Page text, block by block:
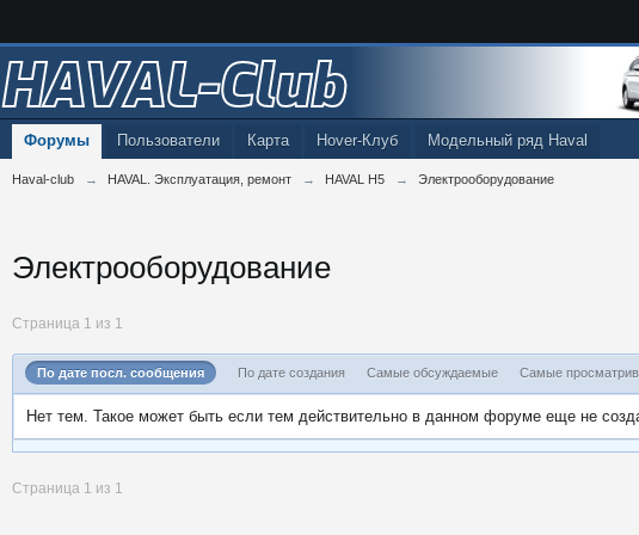
HAVAL-Club
Карта Hover-Клуб Модельный ряд Haval
Форумы Пользователи
Haval-club → HAVAL. Эксплуатация, ремонт → HAVAL H5 → Электрооборудование
Электрооборудование
Страница 1 из 1
По дате посл. сообщения По дате создания Самые обсуждаемые Самые
Нет тем. Такое может быть если тем действительно в данном форуме еще не
Страница 1 из 1